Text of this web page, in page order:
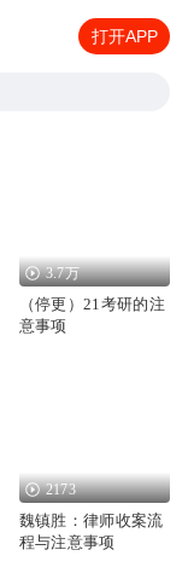
打开APP
3.7万
（停更）21考研的注
意事项
2173
魏镇胜：律师收案流
程与注意事项